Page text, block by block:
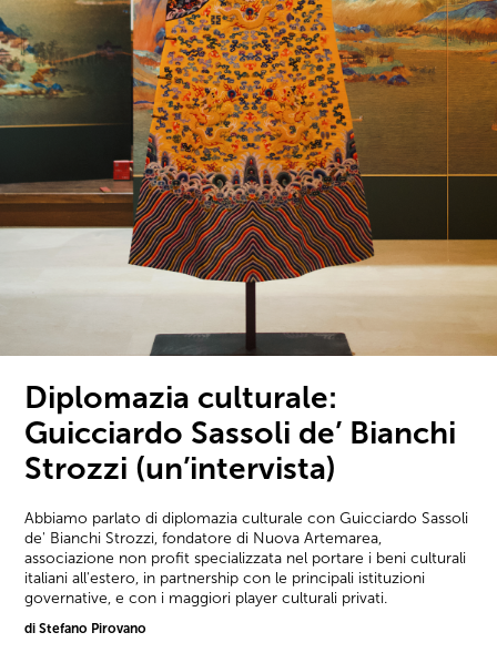
Diplomazia culturale:
Guicciardo Sassoli de’ Bianchi
Strozzi (un’intervista)
Abbiamo parlato di diplomazia culturale con Guicciardo Sassoli
de' Bianchi Strozzi, fondatore di Nuova Artemarea,
associazione non profit specializzata nel portare i beni culturali
italiani all'estero, in partnership con le principali istituzioni
governative, e con i maggiori player culturali privati.
di Stefano Pirovano